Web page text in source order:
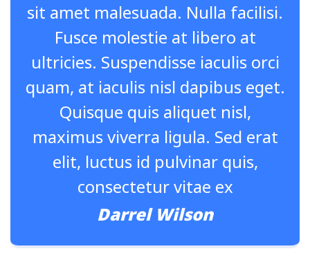
sit amet malesuada. Nulla facilisi.
Fusce molestie at libero at
ultricies. Suspendisse iaculis orci
quam, at iaculis nisl dapibus eget.
Quisque quis aliquet nisl,
maximus viverra ligula. Sed erat
elit, luctus id pulvinar quis,
consectetur vitae ex
Darrel Wilson